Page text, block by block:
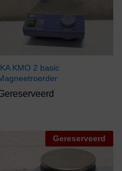
KMO 2 basic
Gereserveerd